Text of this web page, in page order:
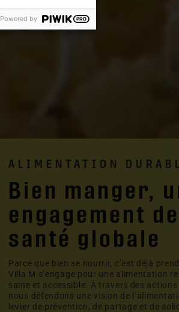
ALIMENTATION
Bien manger,
engagement de
santé globale
Parce que bien se nourrir, c’est déjà
Villa M s’engage pour une alimentation
saine et accessible. À travers des actions
nous défendons une vision de
levier de prévention, de partage et de
Powered by